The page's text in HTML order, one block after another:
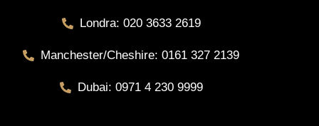
Londra: 020 3633 2619
Manchester/Cheshire: 0161 327 2139
Dubai: 0971 4 230 9999